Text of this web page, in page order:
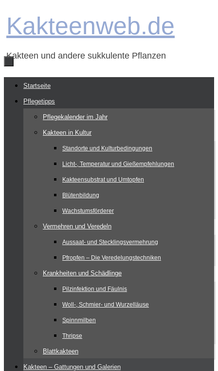
Inhalt
Kakteenweb.de
Kakteen und andere sukkulente Pflanzen
Zum
Inhalt
springen
Startseite
Pflegetipps
Pflegekalender im Jahr
Kakteen in Kultur
Standorte und Kulturbedingungen
Licht-, Temperatur und Gießempfehlungen
Kakteensubstrat und Umtopfen
Blütenbildung
Wachstumsförderer
Vermehren und Veredeln
Aussaat- und Stecklingsvermehrung
Pfropfen – Die Veredelungstechniken
Krankheiten und Schädlinge
Pilzinfektion und Fäulnis
Woll-, Schmier- und Wurzelläuse
Spinnmilben
Thripse
Blattkakteen
Kakteen – Gattungen und Galerien